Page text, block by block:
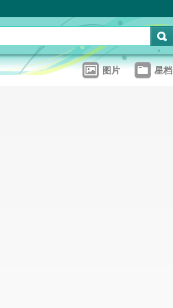
图片 星档